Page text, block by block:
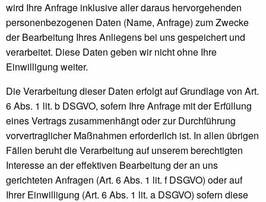
wird Ihre Anfrage inklusive aller daraus hervorgehenden
personenbezogenen Daten (Name, Anfrage) zum Zwecke
der Bearbeitung Ihres Anliegens bei uns gespeichert und
verarbeitet. Diese Daten geben wir nicht ohne Ihre
Einwilligung weiter.
Die Verarbeitung dieser Daten erfolgt auf Grundlage von Art.
6 Abs. 1 lit. b DSGVO, sofern Ihre Anfrage mit der Erfüllung
eines Vertrags zusammenhängt oder zur Durchführung
vorvertraglicher Maßnahmen erforderlich ist. In allen übrigen
Fällen beruht die Verarbeitung auf unserem berechtigten
Interesse an der effektiven Bearbeitung der an uns
gerichteten Anfragen (Art. 6 Abs. 1 lit. f DSGVO) oder auf
Ihrer Einwilligung (Art. 6 Abs. 1 lit. a DSGVO) sofern diese